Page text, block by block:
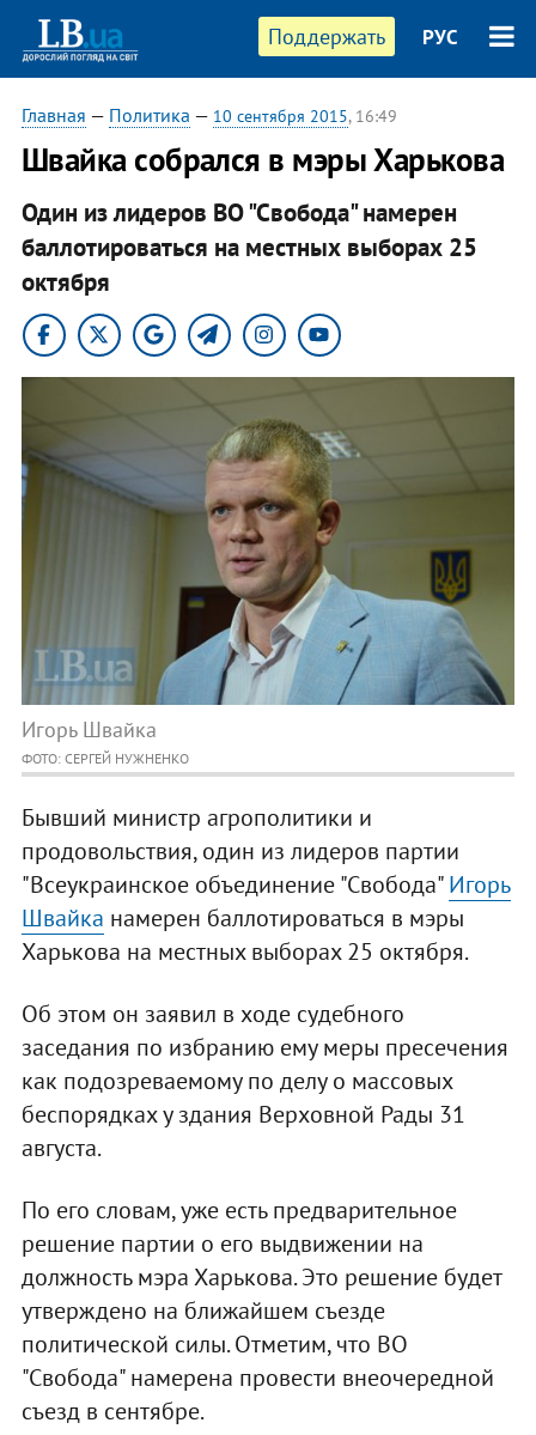
Поддержать РУС
Главная — Политика — 10 сентября 2015, 16:49
Швайка собрался в мэры Харькова
Один из лидеров ВО "Свобода" намерен
баллотироваться на местных выборах 25
октября
Игорь Швайка
ФОТО: СЕРГЕЙ НУЖНЕНКО
Бывший министр агрополитики и
продовольствия, один из лидеров партии
"Всеукраинское объединение "Свобода"Игорь
Швайка намерен баллотироваться в мэры
Харькова на местных выборах 25 октября.
Об этом он заявил в ходе судебного
заседания по избранию ему меры пресечения
как подозреваемому по делу о массовых
беспорядках у здания Верховной Рады 31
августа.
По его словам, уже есть предварительное
решение партии о его выдвижении на
должность мэра Харькова. Это решение будет
утверждено на ближайшем съезде
политической силы. Отметим, что ВО
"Свобода" намерена провести внеочередной
съезд в сентябре.